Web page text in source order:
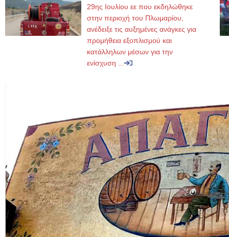
29ης Ιουλίου εε που εκδηλώθηκε
στην περιοχή του Πλωμαρίου,
ανέδειξε τις αυξημένες ανάγκες για
προμήθεια εξοπλισμού και
κατάλληλων μέσων για την
ενίσχυση ...